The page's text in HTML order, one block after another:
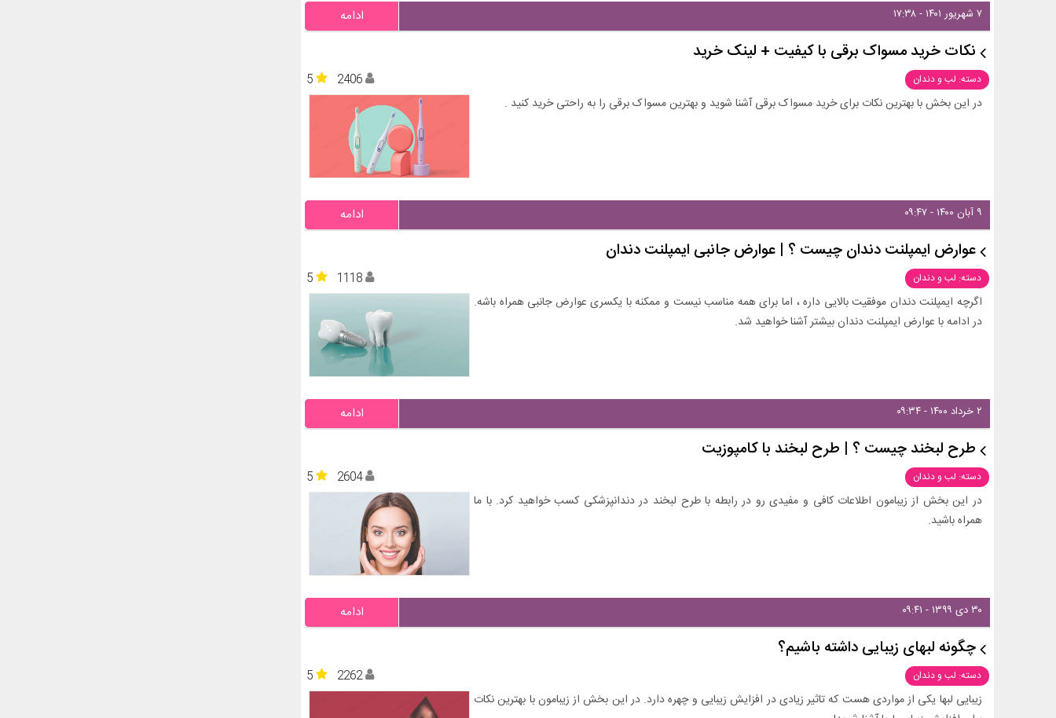
۷ شهریور ۱۴۰۱ - ۱۷:۳۸ ادامه
نکات خرید مسواک برقی با کیفیت + لینک خرید
دسته: لب و دندان 5
2406
در این بخش با بهترین نکات برای خرید مسواک برقی آشنا شوید و بهترین مسواک برقی را به راحتی خرید کنید .
۹ آبان ۱۴۰۰ - ۰۹:۴۷ ادامه
عوارض ایمپلنت دندان چیست ؟ | عوارض جانبی ایمپلنت دندان
دسته: لب و دندان 5
1118
اگرچه ایمپلنت دندان موفقیت بالایی داره ، اما برای همه مناسب نیست و ممکنه با یکسری عوارض جانبی همراه باشه.
در ادامه با عوارض ایمپلنت دندان بیشتر آشنا خواهید شد.
۲ خرداد ۱۴۰۰ - ۰۹:۳۴ ادامه
طرح لبخند چیست ؟ | طرح لبخند با کامپوزیت
دسته: لب و دندان 5
2604
در این بخش از زیبامون اطلاعات کافی و مفیدی رو در رابطه با طرح لبخند در دندانپزشکی کسب خواهید کرد. با ما
همراه باشید.
۳۰ دی ۱۳۹۹ - ۰۹:۴۱ ادامه
چگونه لبهای زیبایی داشته باشیم؟
دسته: لب و دندان 5
2262
زیبایی لبها یکی از مواردی هست که تاثیر زیادی در افزایش زیبایی و چهره دارد. در این بخش از زیبامون با بهترین نکات